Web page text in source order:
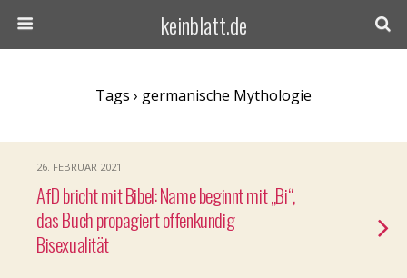
keinblatt.de
Tags › germanische Mythologie
26. FEBRUAR 2021
AfD bricht mit Bibel: Name beginnt mit „Bi“,
das Buch propagiert offenkundig
Bisexualität